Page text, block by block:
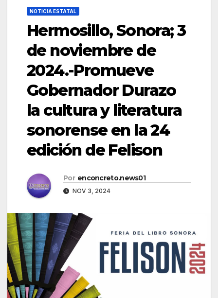
NOTICIA ESTATAL
Hermosillo, Sonora; 3
de noviembre de
2024.-Promueve
Gobernador Durazo
la cultura y literatura
sonorense en la 24
edición de Felison
Por enconcreto.news01
NOV 3, 2024